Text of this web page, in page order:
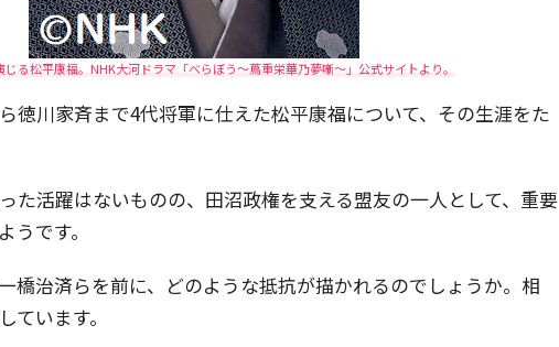
じる松平康福。NHK大河ドラマ「べらぼう～蔦重栄華乃夢噺～」公式サイトより。
徳川家斉まで4代将軍に仕えた松平康福について、その生涯をた
た活躍はないものの、田沼政権を支える盟友の一人として、重要
うです。
橋治済らを前に、どのような抵抗が描かれるのでしょうか。相
ています。